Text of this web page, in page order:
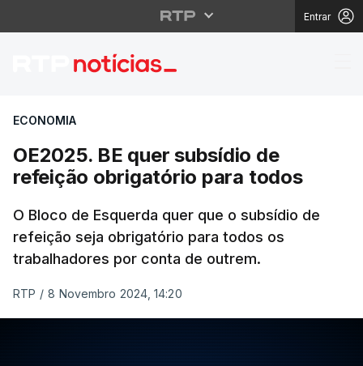
Entrar
OE2025. BE quer
ECONOMIA
OE2025. BE quer subsídio de
refeição obrigatório para todos
O Bloco de Esquerda quer que o subsídio de
refeição seja obrigatório para todos os
trabalhadores por conta de outrem.
RTP / 8 Novembro 2024, 14:20